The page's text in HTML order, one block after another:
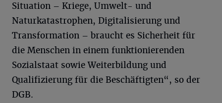
Situation – Kriege, Umwelt- und
Naturkatastrophen, Digitalisierung und
Transformation – braucht es Sicherheit für
die Menschen in einem funktionierenden
Sozialstaat sowie Weiterbildung und
Qualifizierung für die Beschäftigten“, so der
DGB.